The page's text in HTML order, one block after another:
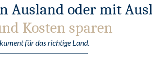
Ausland oder mit
Kosten sparen
für das richtige Land.